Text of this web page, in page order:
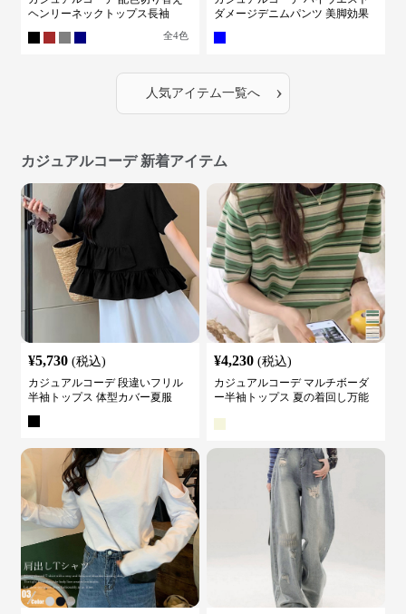
ヘンリーネックトップス長袖
全4色
ダメージデニムパンツ 美脚効果
人気アイテム一覧へ ›
カジュアルコーデ 新着アイテム
¥5,730 (税込)
カジュアルコーデ 段違いフリル
半袖トップス 体型カバー夏服
¥4,230 (税込)
カジュアルコーデ マルチボーダ
ー半袖トップス 夏の着回し万能